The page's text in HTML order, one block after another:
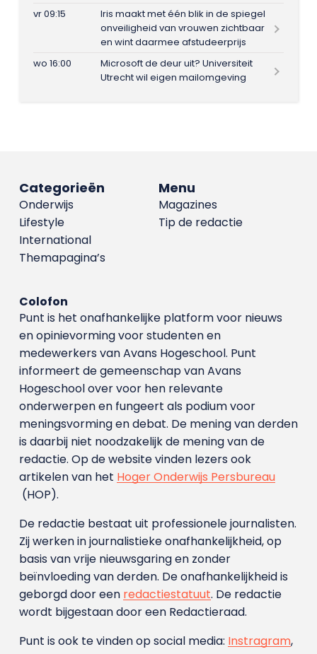
vr 09:15
Iris maakt met één blik in de spiegel
onveiligheid van vrouwen zichtbaar
en wint daarmee afstudeerprijs
wo 16:00
Microsoft de deur uit? Universiteit
Utrecht wil eigen mailomgeving
Menu
Magazines
Tip de redactie
Categorieën
Onderwijs
Lifestyle
International
Themapagina’s
Colofon
Punt is het onafhankelijke platform voor nieuws
en opinievorming voor studenten en
medewerkers van Avans Hoge­school. Punt
informeert de gemeenschap van Avans
Hogeschool over voor hen relevante
onderwerpen en fungeert als podium voor
meningsvorming en debat. De mening van derden
is daarbij niet noodzakelijk de mening van de
redactie. Op de website vinden lezers ook
artikelen van het Hoger Onderwijs Persbureau
(HOP).
De redactie bestaat uit professionele journalisten.
Zij werken in journalistieke onafhankelijkheid, op
basis van vrije nieuwsgaring en zonder
beïnvloeding van derden. De onafhankelijkheid is
geborgd door een redactiestatuut. De redactie
wordt bijgestaan door een Redactieraad.
Punt is ook te vinden op social media: Instragram,